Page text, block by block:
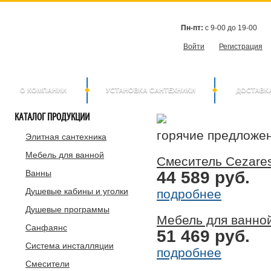
Пн-пт: с 9-00 до 19-00
Войти Регистрация
О КОМПАНИИ УСТАНОВКА САНТЕХНИКИ
КАТАЛОГПРОДУКЦИИ
Элитная сантехника
Мебель для ванной
Ванны
Душевые кабины и уголки
Душевые программы
Санфаянс
Система инсталляции
Смесители
горячие
Смеситель
44 589 руб.
подробнее
Мебель для
51 469 руб.
подробнее